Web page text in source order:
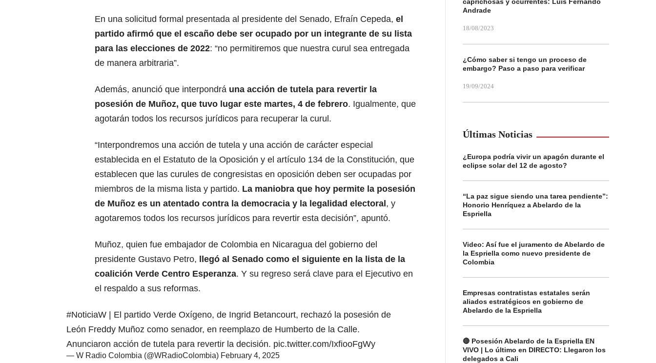
En una solicitud formal presentada al presidente del Senado, Efraín Cepeda, el
partido afirmó que el escaño debe ser ocupado por un integrante de su lista
para las elecciones de 2022: “no permitiremos que nuestra curul sea entregada
de manera arbitraria”.
Además, anunció que interpondrá una acción de tutela para revertir la
posesión de Muñoz, que tuvo lugar este martes, 4 de febrero. Igualmente, que
agotarán todos los recursos jurídicos para recuperar la curul.
“Interpondremos una acción de tutela y una acción de carácter especial
establecida en el Estatuto de la Oposición y el artículo 134 de la Constitución, que
establecen que las curules de congresistas en oposición deben ser ocupadas por
miembros de la misma lista y partido. La maniobra que hoy permite la posesión
de Muñoz es un atentado contra la democracia y la legalidad electoral , y
agotaremos todos los recursos jurídicos para revertir esta decisión”, apuntó.
Muñoz, quien fue embajador de Colombia en Nicaragua del gobierno del
presidente Gustavo Petro,
llegó al Senado como el siguiente en la lista de la
coalición Verde Centro Esperanza. Y su regreso será clave para el Ejecutivo en
el respaldo a sus reformas.
#NoticiaW | El partido Verde Oxígeno, de Ingrid Betancourt, rechazó la posesión de
León Freddy Muñoz como senador, en reemplazo de Humberto de la Calle.
Anunciaron acción de tutela para revertir la decisión. pic.twitter.com/IxfiooFgWy
— W Radio Colombia (@WRadioColombia) February 4, 2025
Andrade
18/08/2023
¿Cómo saber si tengo un proceso de
embargo? Paso a paso para verificar
19/09/2024
Últimas Noticias
¿Europa podría vivir un apagón durante el
eclipse solar del 12 de agosto?
“La paz sigue siendo una tarea pendiente”:
Honorio Henríquez a Abelardo de la
Espriella
Video: Así fue el juramento de Abelardo de
la Espriella como nuevo presidente de
Colombia
Empresas contratistas estatales serán
aliados estratégicos en gobierno de
Abelardo de la Espriella
🔴 Posesión Abelardo de la Espriella EN
VIVO | Lo último en DIRECTO: Llegaron los
delegados a Cali